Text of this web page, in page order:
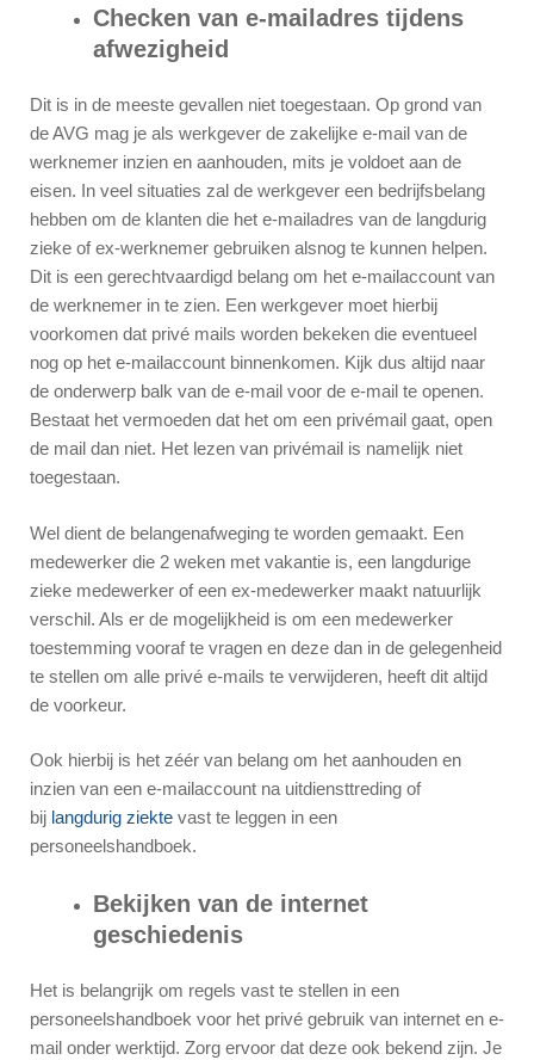
Checken van e-mailadres tijdens
afwezigheid
Dit is in de meeste gevallen niet toegestaan. Op grond van
de AVG mag je als werkgever de zakelijke e-mail van de
werknemer inzien en aanhouden, mits je voldoet aan de
eisen. In veel situaties zal de werkgever een bedrijfsbelang
hebben om de klanten die het e-mailadres van de langdurig
zieke of ex-werknemer gebruiken alsnog te kunnen helpen.
Dit is een gerechtvaardigd belang om het e-mailaccount van
de werknemer in te zien. Een werkgever moet hierbij
voorkomen dat privé mails worden bekeken die eventueel
nog op het e-mailaccount binnenkomen. Kijk dus altijd naar
de onderwerp balk van de e-mail voor de e-mail te openen.
Bestaat het vermoeden dat het om een privémail gaat, open
de mail dan niet. Het lezen van privémail is namelijk niet
toegestaan.
Wel dient de belangenafweging te worden gemaakt. Een
medewerker die 2 weken met vakantie is, een langdurige
zieke medewerker of een ex-medewerker maakt natuurlijk
verschil. Als er de mogelijkheid is om een medewerker
toestemming vooraf te vragen en deze dan in de gelegenheid
te stellen om alle privé e-mails te verwijderen, heeft dit altijd
de voorkeur.
Ook hierbij is het zéér van belang om het aanhouden en
inzien van een e-mailaccount na uitdiensttreding of
bij langdurig ziekte vast te leggen in een
personeelshandboek.
Bekijken van de internet
geschiedenis
Het is belangrijk om regels vast te stellen in een
personeelshandboek voor het privé gebruik van internet en e-
mail onder werktijd. Zorg ervoor dat deze ook bekend zijn. Je